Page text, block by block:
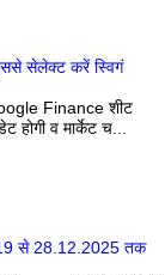
सेलेक्ट करें स्विगं
Finance शीट
व मार्केट च...
से 28.12.2025 तक